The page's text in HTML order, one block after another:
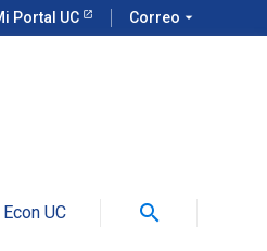
Portal UC Correo arrow_drop_down
UC search